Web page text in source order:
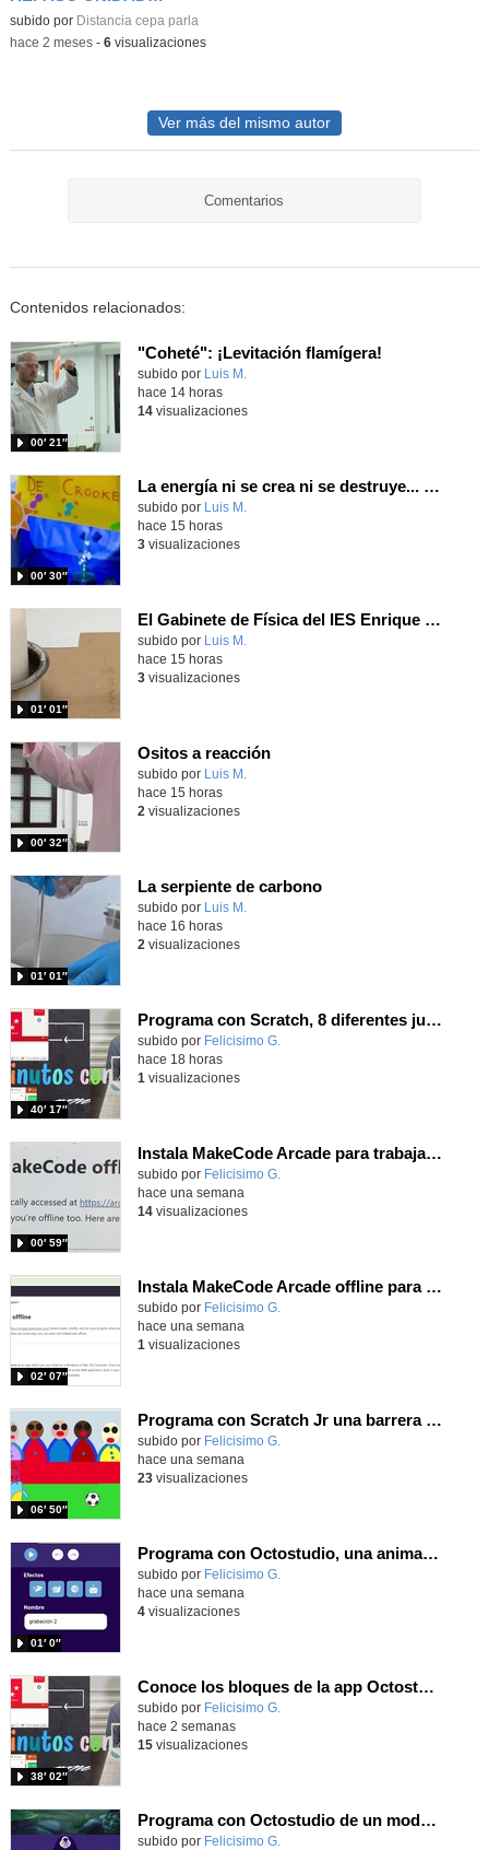
Contenido educativo.
subido por
Distancia cepa parla
-hace 2 meses- 6visualizaciones
Ver más del mismo autor
Comentarios
Contenidos relacionados:
"Coheté": ¡Levitación flamígera!
Contenido educativo.
subido por Luis M.
00′ 21″
hace 14 horas
14visualizaciones
La energía ni se crea ni se destruye... ¡se experimenta! El Tierno en la Feria Madrid es Ciencia 2026
Contenido educativo.
subido por Luis M.
00′ 30″
hace 15 horas
3visualizaciones
El Gabinete de Física del IES Enrique Tierno Galván de Parla (Curso 25-26)
Contenido educativo.
subido por Luis M.
01′ 01″
hace 15 horas
3visualizaciones
Ositos a reacción
Contenido educativo.
subido por Luis M.
00′ 32″
hace 15 horas
2 visualizaciones
La serpiente de carbono
Contenido educativo.
subido por Luis M.
01′ 01″
hace 16 horas
2 visualizaciones
Programa con Scratch, 8 diferentes juegos para vivir la emoción de los partidos de España en el mundial 2026
Contenido educativo.
subido por Felicisimo G.
40′ 17″
hace 18 horas
1 visualizaciones
Instala MakeCode Arcade para trabajar offline en tu tablet, ordenador, Chromebook
Contenido educativo.
subido por Felicisimo G.
00′ 59″
hace una semana
14visualizaciones
Instala MakeCode Arcade offline para programar grandes juegos sin necesidad de Internet
Contenido educativo.
subido por Felicisimo G.
02′ 07″
hace una semana
1 visualizaciones
Programa con Scratch Jr una barrera que se desplaza para dar sensación de movimiento
Contenido educativo.
subido por Felicisimo G.
06′ 50″
hace una semana
23visualizaciones
Programa con Octostudio, una animación utilizando la cámara para una foto y audio y texto para comunicar.
Contenido educativo.
subido por Felicisimo G.
01′ 0″
hace una semana
4visualizaciones
Conoce los bloques de la app Octostudio, gratuito, offline y para tu tablet y móvil - Contenido educativo
Contenido educativo.
subido por Felicisimo G.
38′ 02″
hace 2 semanas
15visualizaciones
Programa con Octostudio de un modo sencillo, offline y gratuito
Contenido educativo.
subido por Felicisimo G.